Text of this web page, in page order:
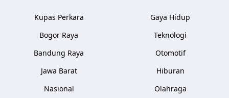
Kupas Perkara
Bogor Raya
Bandung Raya
Jawa Barat
Nasional
Gaya Hidup
Teknologi
Otomotif
Hiburan
Olahraga